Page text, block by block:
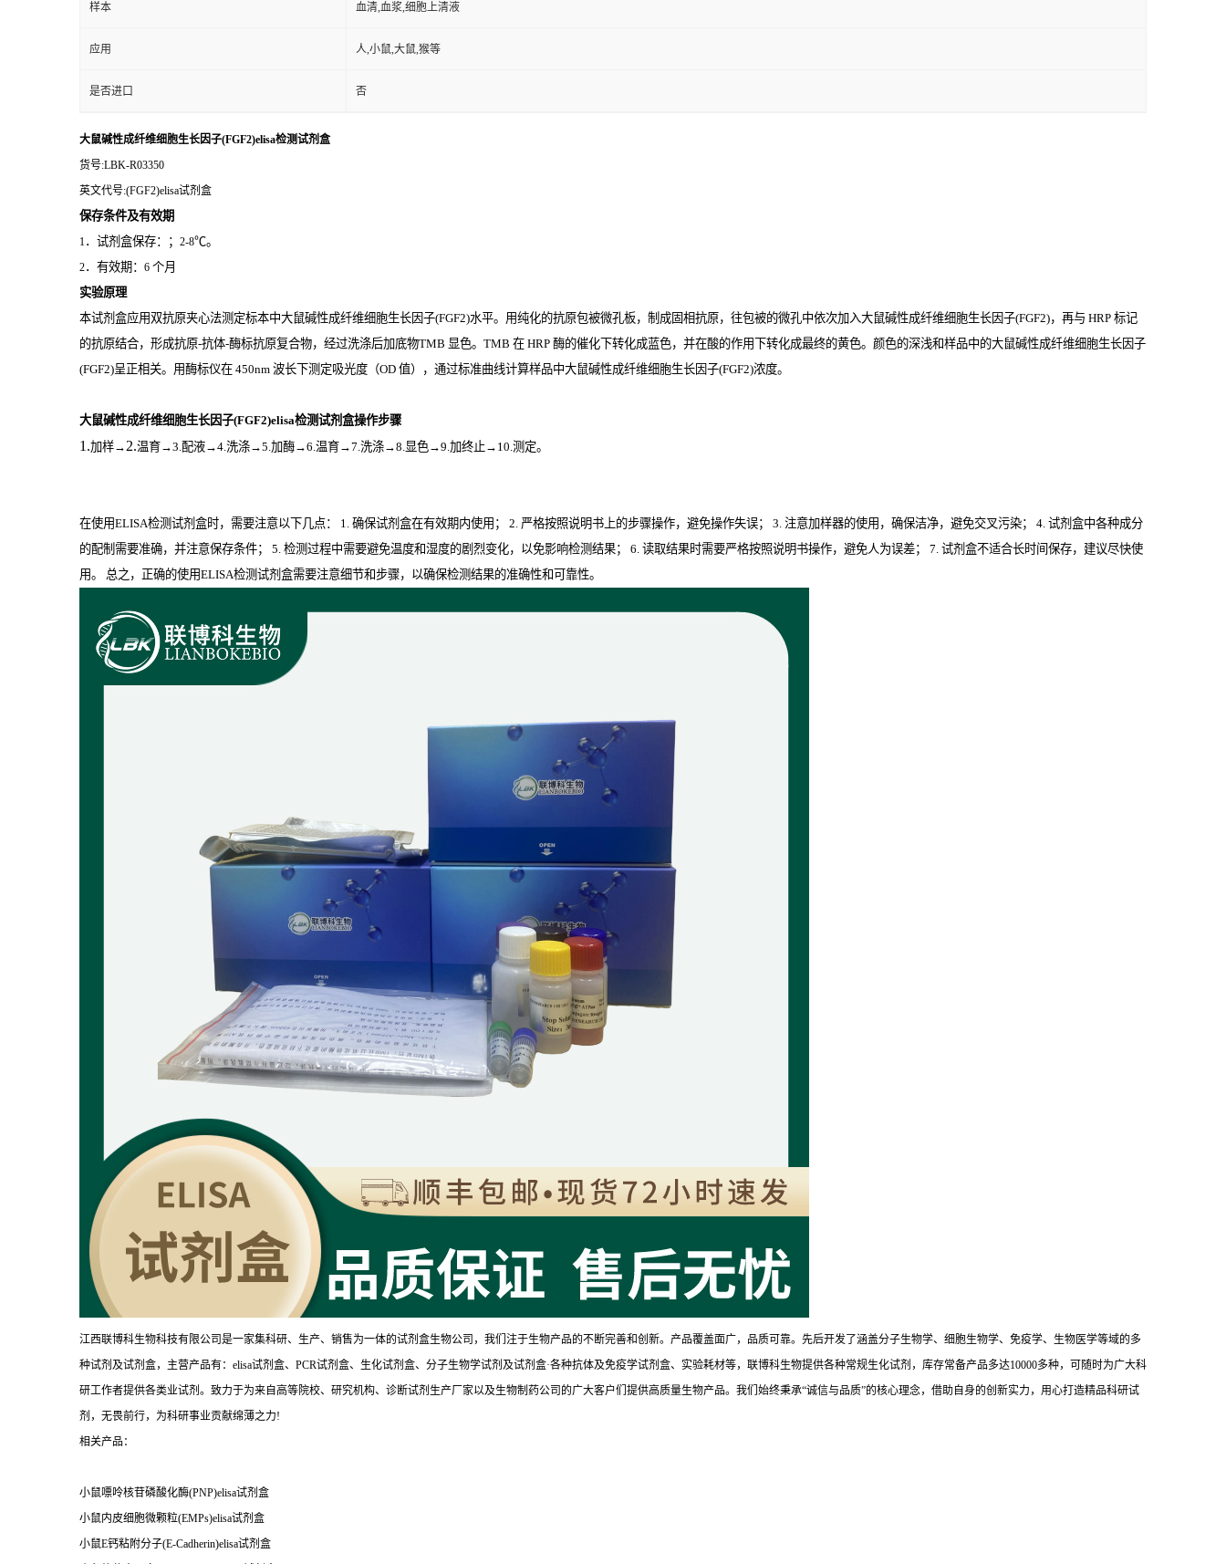
样本 血清,血浆,细胞上清液
应用 人,小鼠,大鼠,猴等
是否进口 否
大鼠碱性成纤维细胞生长因子(FGF2)elisa检测试剂盒
货号:LBK-R03350
英文代号:(FGF2)elisa试剂盒
保存条件及有效期
1．试剂盒保存：； 2-8℃。
2．有效期： 6 个月
实验原理
本试剂盒应用双抗原夹心法测定标本中大鼠碱性成纤维细胞生长因子(FGF2)水平。用纯化的抗原包被微孔板，制成固相抗原，往包被的微孔中依次加入大鼠碱性成纤维细胞生长因子(FGF2)，再与 HRP 标记
的抗原结合，形成抗原-抗体-酶标抗原复合物，经过洗涤后加底物TMB 显色。 TMB 在 HRP 酶的催化下转化成蓝色，并在酸的作用下转化成最终的黄色。颜色的深浅和样品中的大鼠碱性成纤维细胞生长因子
(FGF2)呈正相关。用酶标仪在 450nm 波长下测定吸光度（OD 值），通过标准曲线计算样品中大鼠碱性成纤维细胞生长因子(FGF2)浓度。
大鼠碱性成纤维细胞生长因子(FGF2)elisa检测试剂盒操作步骤
1.加样→ 2.温育→3.配液→4.洗涤→5.加酶→6.温育→7.洗涤→8.显色→9.加终止→10.测定。
在使用ELISA检测试剂盒时，需要注意以下几点： 1. 确保试剂盒在有效期内使用； 2. 严格按照说明书上的步骤操作，避免操作失误； 3. 注意加样器的使用，确保洁净，避免交叉污染； 4. 试剂盒中各种成分
的配制需要准确，并注意保存条件； 5. 检测过程中需要避免温度和湿度的剧烈变化，以免影响检测结果； 6. 读取结果时需要严格按照说明书操作，避免人为误差； 7. 试剂盒不适合长时间保存，建议尽快使
用。 总之，正确的使用ELISA检测试剂盒需要注意细节和步骤，以确保检测结果的准确性和可靠性。
江西联博科生物科技有限公司是一家集科研、生产、销售为一体的试剂盒生物公司，我们注于生物产品的不断完善和创新。产品覆盖面广，品质可靠。先后开发了涵盖分子生物学、细胞生物学、免疫学、生物医学等域的多
种试剂及试剂盒，主营产品有：elisa试剂盒、PCR试剂盒、生化试剂盒、分子生物学试剂及试剂盒·各种抗体及免疫学试剂盒、实验耗材等，联博科生物提供各种常规生化试剂，库存常备产品多达10000多种，可随时为广大科
研工作者提供各类业试剂。致力于为来自高等院校、研究机构、诊断试剂生产厂家以及生物制药公司的广大客户们提供高质量生物产品。我们始终秉承“诚信与品质”的核心理念，借助自身的创新实力，用心打造精品科研试
剂，无畏前行，为科研事业贡献绵薄之力!
相关产品：
小鼠嘌呤核苷磷酸化酶(PNP)elisa试剂盒
小鼠内皮细胞微颗粒(EMPs)elisa试剂盒
小鼠E钙粘附分子(E-Cadherin)elisa试剂盒